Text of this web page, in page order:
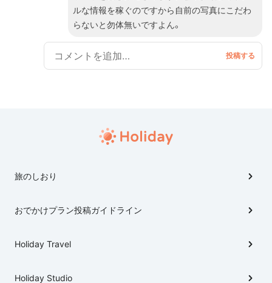
ルな情報を稼ぐのですから自前の写真にこだわ
らないと勿体無いですよん。
旅のしおり
おでかけプラン投稿ガイドライン
Holiday Travel
Holiday Studio